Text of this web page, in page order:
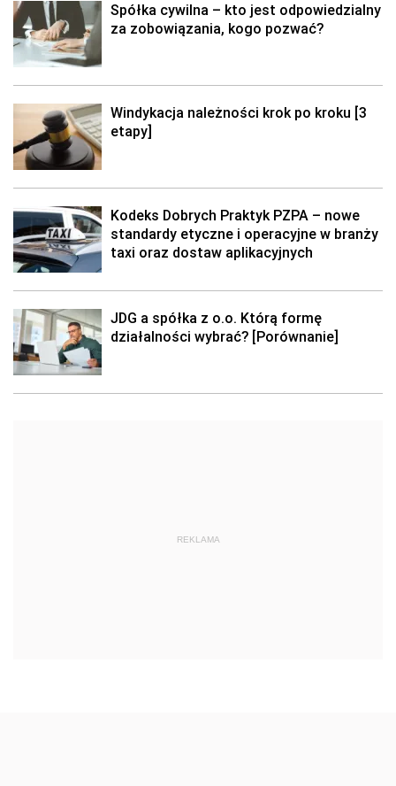
Spółka cywilna – kto jest odpowiedzialny
za zobowiązania, kogo pozwać?
Windykacja należności krok po kroku [3
etapy]
Kodeks Dobrych Praktyk PZPA – nowe
standardy etyczne i operacyjne w branży
taxi oraz dostaw aplikacyjnych
JDG a spółka z o.o. Którą formę
działalności wybrać? [Porównanie]
REKLAMA